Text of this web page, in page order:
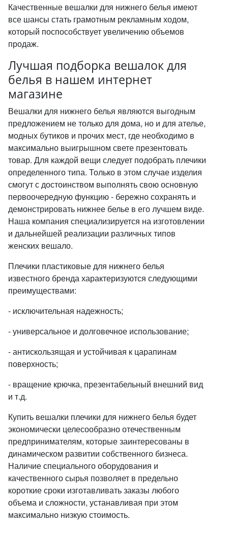
Качественные вешалки для нижнего белья имеют
все шансы стать грамотным рекламным ходом,
который поспособствует увеличению объемов
продаж.
Лучшая подборка вешалок для
белья в нашем интернет
магазине
Вешалки для нижнего белья являются выгодным
предложением не только для дома, но и для ателье,
модных бутиков и прочих мест, где необходимо в
максимально выигрышном свете презентовать
товар. Для каждой вещи следует подобрать плечики
определенного типа. Только в этом случае изделия
смогут с достоинством выполнять свою основную
первоочередную функцию - бережно сохранять и
демонстрировать нижнее белье в его лучшем виде.
Наша компания специализируется на изготовлении
и дальнейшей реализации различных типов
женских вешало.
Плечики пластиковые для нижнего белья
известного бренда характеризуются следующими
преимуществами:
- исключительная надежность;
- универсальное и долговечное использование;
- антискользящая и устойчивая к царапинам
поверхность;
- вращение крючка, презентабельный внешний вид
и т.д.
Купить вешалки плечики для нижнего белья будет
экономически целесообразно отечественным
предпринимателям, которые заинтересованы в
динамическом развитии собственного бизнеса.
Наличие специального оборудования и
качественного сырья позволяет в предельно
короткие сроки изготавливать заказы любого
объема и сложности, устанавливая при этом
максимально низкую стоимость.